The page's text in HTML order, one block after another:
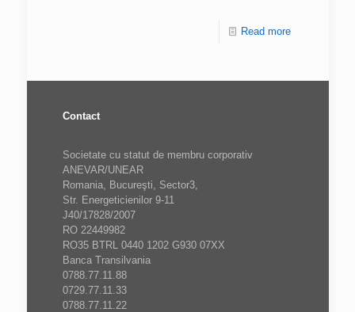
Read more
Contact
Societate cu statut de membru corporativ
ANEVAR/UNEAR
Romania, Bucureşti, Sector3,
Str. Energeticienilor 9-11
J40/17828/2007
RO 22449982
RO35 BTRL 0440 1202 G930 07XX
Banca Transilvania
0788.77.11.88
0729.77.11.33
0788.77.11.22